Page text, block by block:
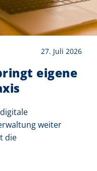
27. Juli 2026
eigene
weiter
die